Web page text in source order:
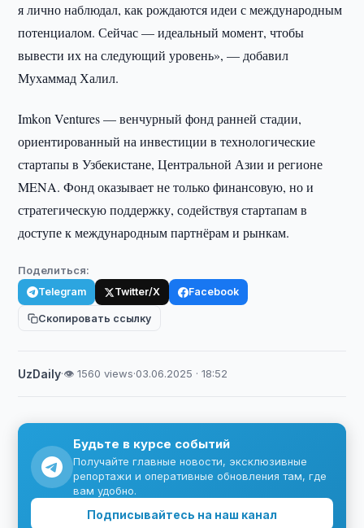
я лично наблюдал, как рождаются идеи с международным
потенциалом. Сейчас — идеальный момент, чтобы
вывести их на следующий уровень», — добавил
Мухаммад Халил.
Imkon Ventures — венчурный фонд ранней стадии,
ориентированный на инвестиции в технологические
стартапы в Узбекистане, Центральной Азии и регионе
MENA. Фонд оказывает не только финансовую, но и
стратегическую поддержку, содействуя стартапам в
доступе к международным партнёрам и рынкам.
Поделиться:
Telegram Twitter/X Facebook
Скопировать ссылку
UzDaily·👁 1560 views·03.06.2025 · 18:52
Будьте в курсе событий
Получайте главные новости, эксклюзивные
репортажи и оперативные обновления там, где
вам удобно.
Подписывайтесь на наш канал